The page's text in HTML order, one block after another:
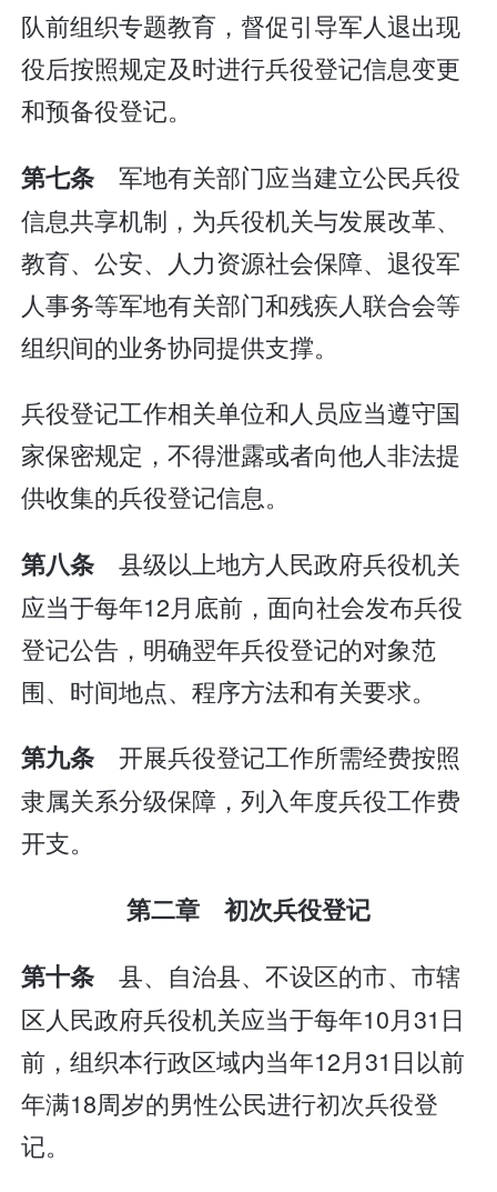
队前组织专题教育，督促引导军人退出现
役后按照规定及时进行兵役登记信息变更
和预备役登记。
第七条军地有关部门应当建立公民兵役
信息共享机制，为兵役机关与发展改革、
教育、公安、人力资源社会保障、退役军
人事务等军地有关部门和残疾人联合会等
组织间的业务协同提供支撑。
兵役登记工作相关单位和人员应当遵守国
家保密规定，不得泄露或者向他人非法提
供收集的兵役登记信息。
第八条县级以上地方人民政府兵役机关
应当于每年12月底前，面向社会发布兵役
登记公告，明确翌年兵役登记的对象范
围、时间地点、程序方法和有关要求。
第九条开展兵役登记工作所需经费按照
隶属关系分级保障，列入年度兵役工作费
开支。
第二章 初次兵役登记
第十条县、自治县、不设区的市、市辖
区人民政府兵役机关应当于每年10月31日
前，组织本行政区域内当年12月31日以前
年满18周岁的男性公民进行初次兵役登
记。